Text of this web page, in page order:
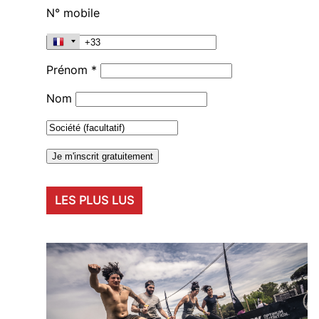
N° mobile
Prénom *
Nom
LES PLUS LUS